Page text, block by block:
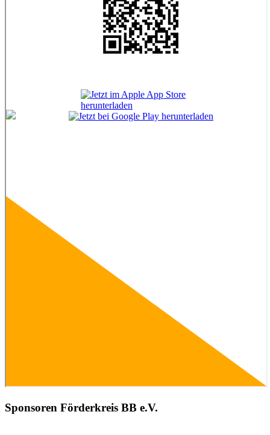
Sponsoren Förderkreis BB e.V.